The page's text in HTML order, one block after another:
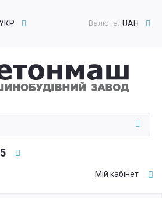
Валюта: UAH
УКР
Мій кабінет